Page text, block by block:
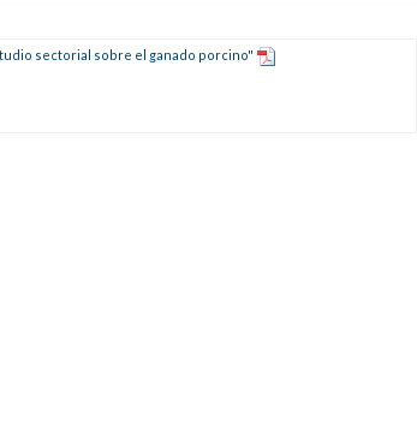
sectorial sobre el ganado porcino"